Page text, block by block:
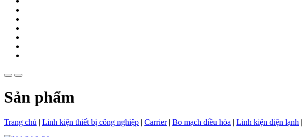
Sản phẩm
Trang chủ | Linh kiện thiết bị công nghiệp | Carrier| Bo mạch điều hòa | Linh kiện điện lạnh |